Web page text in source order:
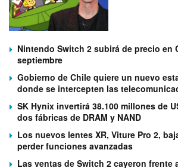
Nintendo Switch 2 subirá de precio en
septiembre
Gobierno de Chile quiere un nuevo
donde se intercepten las
SK Hynix invertirá 38.100 millones de
dos fábricas de DRAM y NAND
Los nuevos lentes XR, Viture Pro 2,
perder funciones avanzadas
Las ventas de Switch 2 cayeron frente